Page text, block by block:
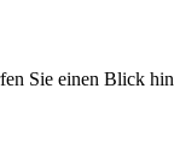
Sie einen Blick